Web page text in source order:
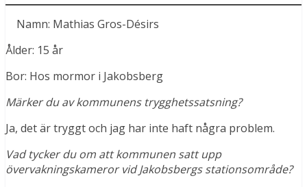
Namn: Mathias Gros-Désirs
Ålder: 15 år
Bor: Hos mormor i Jakobsberg
Märker du av kommunens trygghetssatsning?
Ja, det är tryggt och jag har inte haft några problem.
Vad tycker du om att kommunen satt upp
övervakningskameror vid Jakobsbergs stationsområde?